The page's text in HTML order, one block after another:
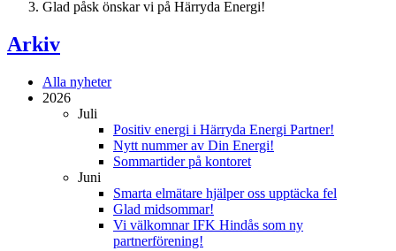
Glad påsk önskar vi på Härryda Energi!
Arkiv
Alla nyheter
2026
Juli
Positiv energi i Härryda Energi Partner!
Nytt nummer av Din Energi!
Sommartider på kontoret
Juni
Smarta elmätare hjälper oss upptäcka fel
Glad midsommar!
Vi välkomnar IFK Hindås som ny
partnerförening!